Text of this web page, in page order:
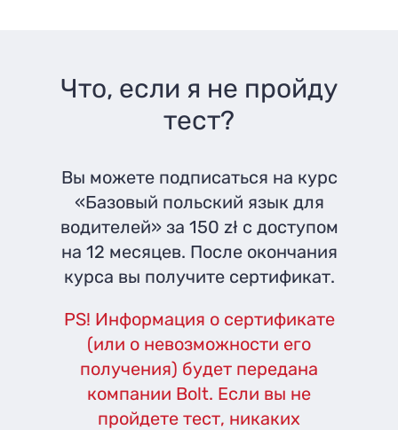
Что, если я не пройду
тест?
Вы можете подписаться на курс
«Базовый польский язык для
водителей» за 150 zł с доступом
на 12 месяцев. После окончания
курса вы получите сертификат.
PS! Информация о сертификате
(или о невозможности его
получения) будет передана
компании Bolt. Если вы не
пройдете тест, никаких